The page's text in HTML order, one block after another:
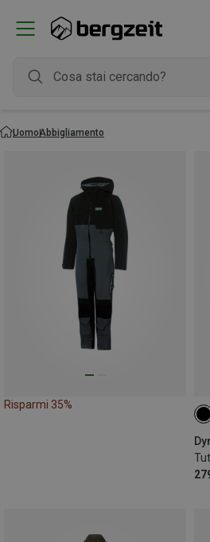
UomoAbbigliamento
Risparmi 35%
L